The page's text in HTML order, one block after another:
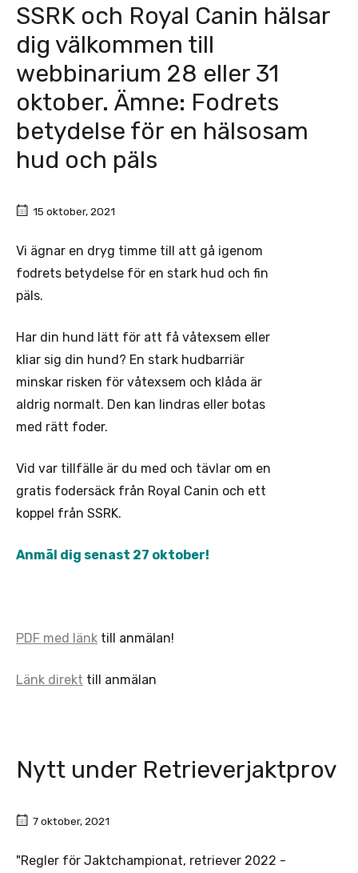
SSRK och Royal Canin hälsar
dig välkommen till
webbinarium 28 eller 31
oktober. Ämne: Fodrets
betydelse för en hälsosam
hud och päls
15 oktober, 2021
Vi ägnar en dryg timme till att gå igenom
fodrets betydelse för en stark hud och fin
päls.
Har din hund lätt för att få våtexsem eller
kliar sig din hund? En stark hudbarriär
minskar risken för våtexsem och klåda är
aldrig normalt. Den kan lindras eller botas
med rätt foder.
Vid var tillfälle är du med och tävlar om en
gratis fodersäck från Royal Canin och ett
koppel från SSRK.
Anmäl dig senast 27 oktober!
PDF med länk till anmälan!
Länk direkt till anmälan
Nytt under Retrieverjaktprov
7 oktober, 2021
"Regler för Jaktchampionat, retriever 2022 -